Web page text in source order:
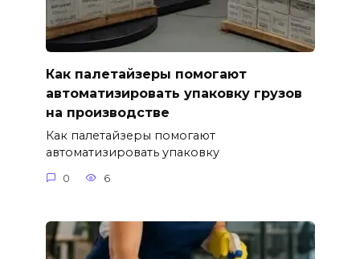
Как палетайзеры помогают
автоматизировать упаковку грузов
на производстве
Как палетайзеры помогают
автоматизировать упаковку
0 6